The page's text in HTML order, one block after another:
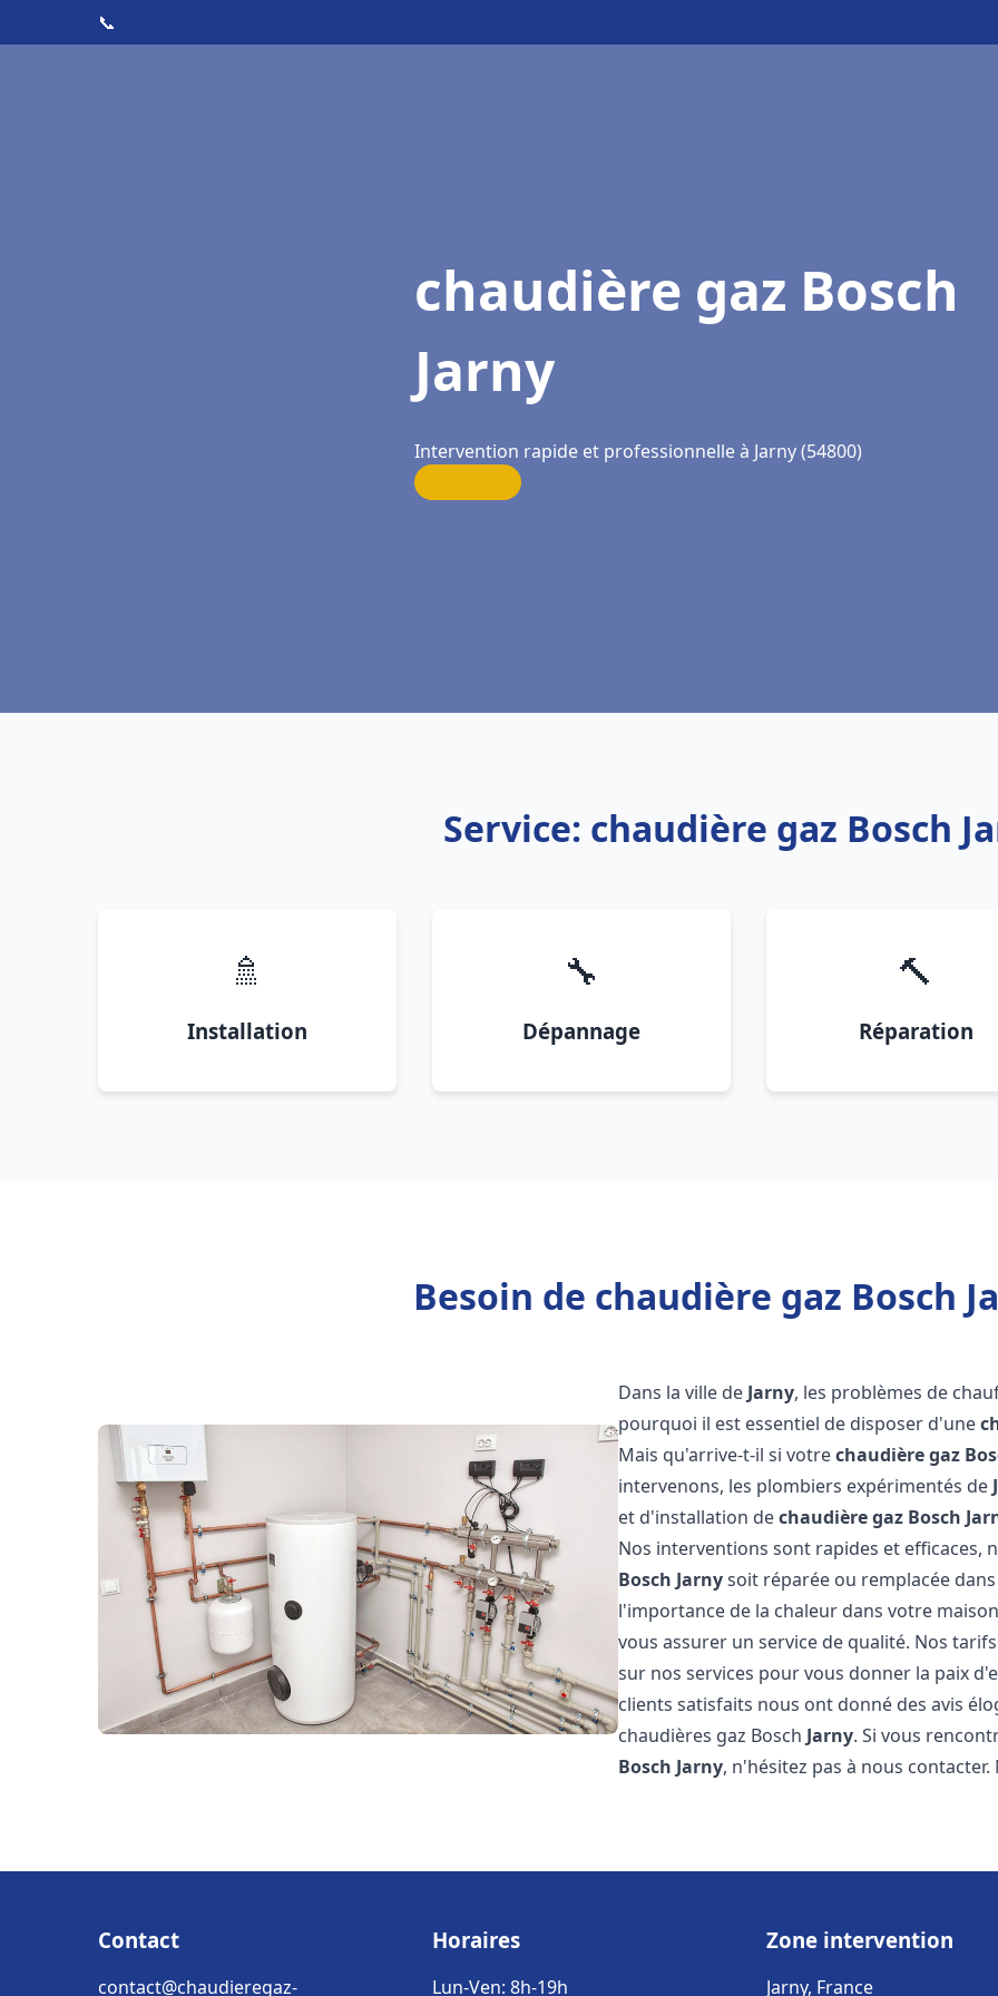
📞
chaudière gaz Bosch
Jarny
Intervention rapide et professionnelle à Jarny (54800)
Service: chaudière gaz Bosch
🚿
Installation
🔧
Dépannage
🔨
Réparation
Besoin de chaudière gaz Bosch
Dans la ville de Jarny, les problèmes de
pourquoi il est essentiel de disposer d'une
Mais qu'arrive-t-il si votrechaudière gaz
intervenons, les plombiers expérimentés de
et d'installation dechaudière gaz Bosch
Nos interventions sont rapides et efficaces,
Bosch Jarnysoit réparée ou remplacée
l'importance de la chaleur dans votre
vous assurer un service de qualité. Nos
sur nos services pour vous donner la paix
clients satisfaits nous ont donné des avis
chaudières gaz Bosch Jarny. Si vous
Bosch Jarny, n'hésitez pas à nous
Contact
contact@chaudieregaz-
Horaires
Lun-Ven: 8h-19h
Zone intervention
Jarny, France